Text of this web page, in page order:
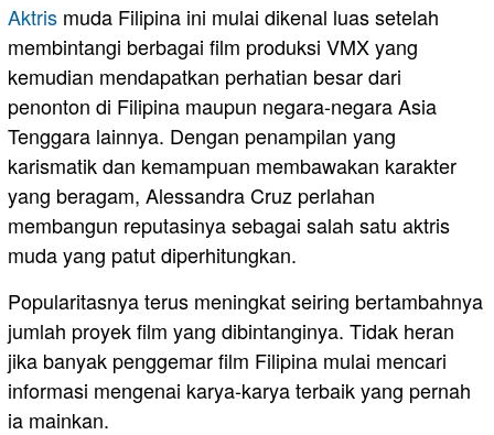
Aktris muda Filipina ini mulai dikenal luas setelah
membintangi berbagai film produksi VMX yang
kemudian mendapatkan perhatian besar dari
penonton di Filipina maupun negara-negara Asia
Tenggara lainnya. Dengan penampilan yang
karismatik dan kemampuan membawakan karakter
yang beragam, Alessandra Cruz perlahan
membangun reputasinya sebagai salah satu aktris
muda yang patut diperhitungkan.
Popularitasnya terus meningkat seiring bertambahnya
jumlah proyek film yang dibintanginya. Tidak heran
jika banyak penggemar film Filipina mulai mencari
informasi mengenai karya-karya terbaik yang pernah
ia mainkan.